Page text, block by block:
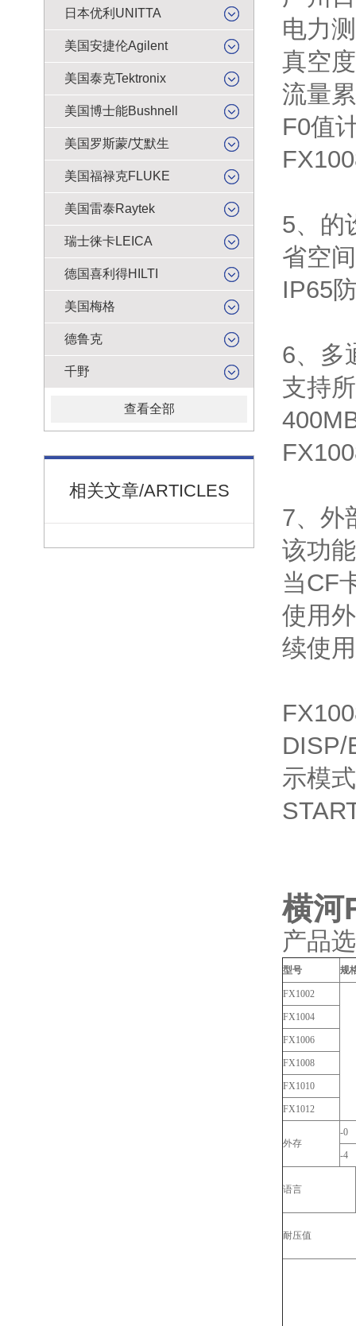
日本优利UNITTA
美国安捷伦Agilent
美国泰克Tektronix
美国博士能Bushnell
美国罗斯蒙/艾默生
美国福禄克FLUKE
美国雷泰Raytek
瑞士徕卡LEICA
德国喜利得HILTI
美国梅格
德鲁克
千野
查看全部
相关文章/ARTICLES
电力
真空
流量
F0值
5、的
省空
IP65
6、多
支持
7、外
该功
当CF
使用
续使
DISP/
示模
横河
产品
型号 规
FX1002
FX1004
FX1006
FX1008
FX1010
FX1012
外存
-0
-4
语言
耐压值